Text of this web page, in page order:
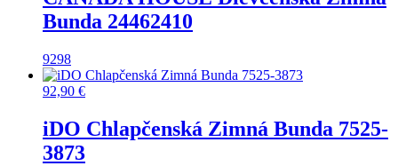
Bunda 24462410
9298
92,90 €
iDO Chlapčenská Zimná Bunda 7525-
3873